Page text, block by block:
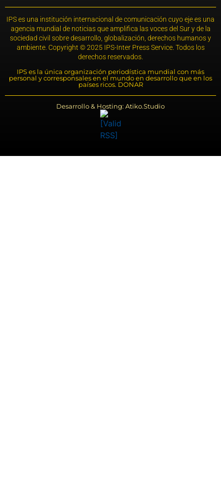
IPS es una institución internacional de comunicación cuyo eje es una
agencia mundial de noticias que amplifica las voces del Sur y de la
sociedad civil sobre desarrollo, globalización, derechos humanos y
ambiente. Copyright © 2025 IPS-Inter Press Service. Todos los
derechos reservados.
IPS es la única organización periodística mundial con más
personal y corresponsales en el mundo en desarrollo que en los
países ricos. DONAR
Desarrollo & Hosting: Atiko.Studio